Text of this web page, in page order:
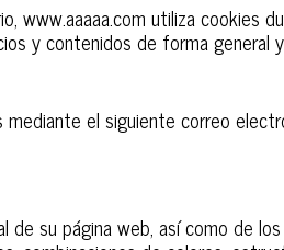
www.aaaaa.com utiliza cookies
y contenidos de forma general
el siguiente correo
su página web, así como de